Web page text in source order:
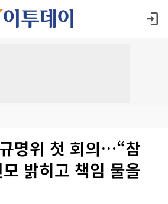
명위 첫 회의…“참
밝히고 책임 물을